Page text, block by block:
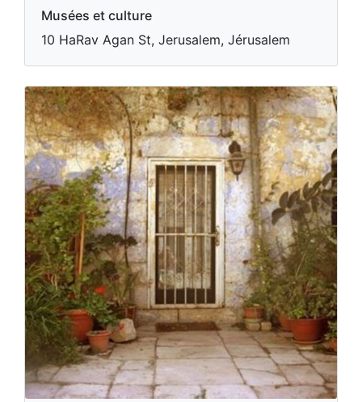
Musées et culture
10 HaRav Agan St, Jerusalem, Jérusalem